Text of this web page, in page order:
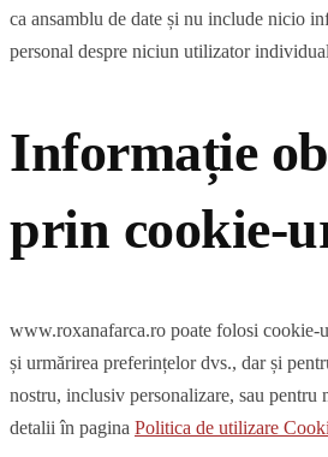
ca ansamblu de date și nu include nicio
personal despre niciun utilizator
Informație
prin cookie-
www.roxanafarca.ro poate folosi cookie-
și urmărirea preferințelor dvs., dar și
nostru, inclusiv personalizare, sau pentru
detalii în pagina Politica de utilizare